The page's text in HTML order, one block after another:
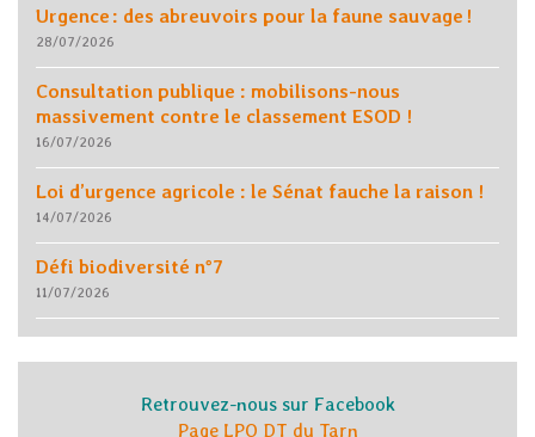
Urgence : des abreuvoirs pour la faune sauvage !
28/07/2026
Consultation publique : mobilisons-nous
massivement contre le classement ESOD !
16/07/2026
Loi d’urgence agricole : le Sénat fauche la raison !
14/07/2026
Défi biodiversité n°7
11/07/2026
Retrouvez-nous sur Facebook
Page LPO DT du Tarn